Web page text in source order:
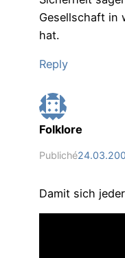
Gesellschaft in
hat.
Reply
Folklore
Publiché
Damit sich